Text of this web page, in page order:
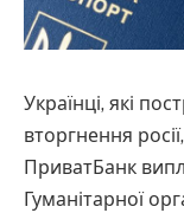
Українці, які
вторгнення
ПриватБанк
Гуманітарної